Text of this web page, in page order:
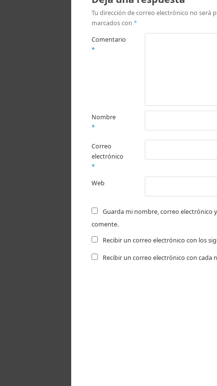
nueva)
Tu dirección de correo electrónico no será
marcados con *
Comentario
*
Nombre
*
Correo
electrónico
*
Web
Guarda mi nombre, correo electrónico
comente.
Recibir un correo electrónico con los
Recibir un correo electrónico con cada